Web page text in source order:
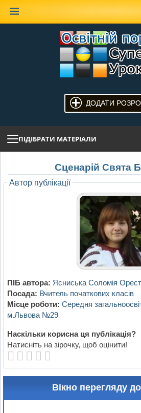
ДОДАТИ
ПІДІБРАТИ МАТЕРІАЛИ
Сценарій Свята
Автор публікації
ПІБ автора: Ясниська Соломія
Посада: Вчитель початкових класів
Місце роботи: Середня
м.Львова №29
Наскільки корисна ця публікація?
Натисніть на зірочку, щоб оцінити!
Вікно перегляду